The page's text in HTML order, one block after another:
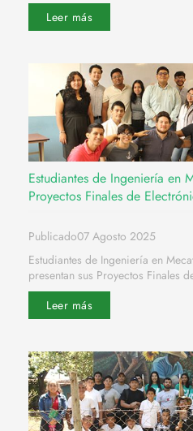
Leer más
Estudiantes de Ingeniería en
Proyectos Finales de
Publicado07 Agosto 2025
Estudiantes de Ingeniería en
presentan sus Proyectos Finales
Leer más